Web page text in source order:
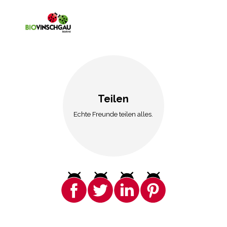
Teilen
Echte Freunde teilen alles.